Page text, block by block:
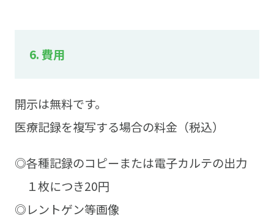
6. 費用
開示は無料です。
医療記録を複写する場合の料金（税込）
◎各種記録のコピーまたは電子カルテの出力
１枚につき20円
◎レントゲン等画像